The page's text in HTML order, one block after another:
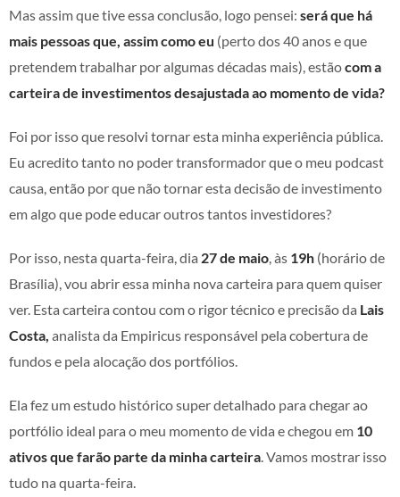
Mas assim que tive essa conclusão, logo pensei: será que há
mais pessoas que, assim como eu (perto dos 40 anos e que
pretendem trabalhar por algumas décadas mais),estãocom a
carteira de investimentos desajustada ao momento de vida?
Foi por isso que resolvi tornar esta minha experiência pública.
Eu acredito tanto no poder transformador que o meu podcast
causa, então por que não tornar esta decisão de investimento
em algo que pode educar outros tantos investidores?
Por isso, nesta quarta-feira, dia 27 de maio, às 19h (horário de
Brasília), vou abrir essa minha nova carteira para quem quiser
ver. Esta carteira contou com o rigor técnico e precisão da Lais
Costa, analista da Empiricus responsável pela cobertura de
fundos e pela alocação dos portfólios.
Ela fez um estudo histórico super detalhado para chegar ao
portfólio ideal para o meu momento de vida e chegou em 10
ativos que farão parte da minha carteira. Vamos mostrar isso
tudo na quarta-feira.